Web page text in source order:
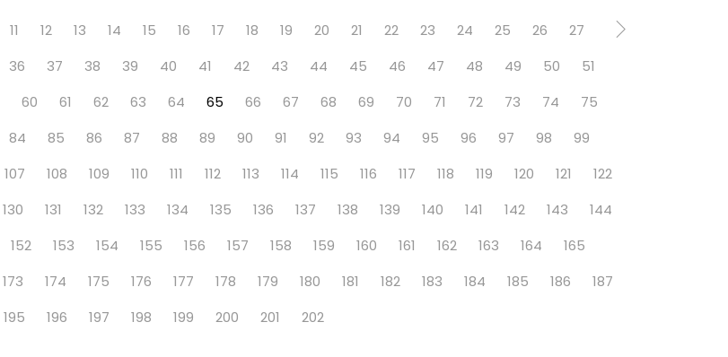
11 12 13 14 15 16 17 18 19 20 21 22 23 24 25 26
27
36 37 38 39 40 41 42 43 44 45 46 47 48 49 50
51
60 61 62 63 64 65 66 67 68 69 70 71 72 73 74
75
84 85 86 87 88 89 90 91 92 93 94 95 96 97 98
99
107 108 109 110 111 112 113 114 115 116 117 118 119 120 121
122
130 131 132 133 134 135 136 137 138 139 140 141 142 143
144
152 153 154 155 156 157 158 159 160 161 162 163 164
165
173 174 175 176 177 178 179 180 181 182 183 184 185 186
187
195 196 197 198 199 200 201 202